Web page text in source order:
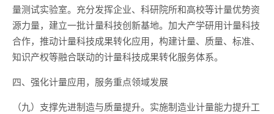
量测试实验室。充分发挥企业、科研院所和高校等计量优势资
源力量，建立一批计量科技创新基地。加大产学研用计量科技
合作，推动计量科技成果转化应用，构建计量、质量、标准、
知识产权等融合联动的计量科技成果转化服务体系。
四、强化计量应用，服务重点领域发展
（九）支撑先进制造与质量提升。实施制造业计量能力提升工